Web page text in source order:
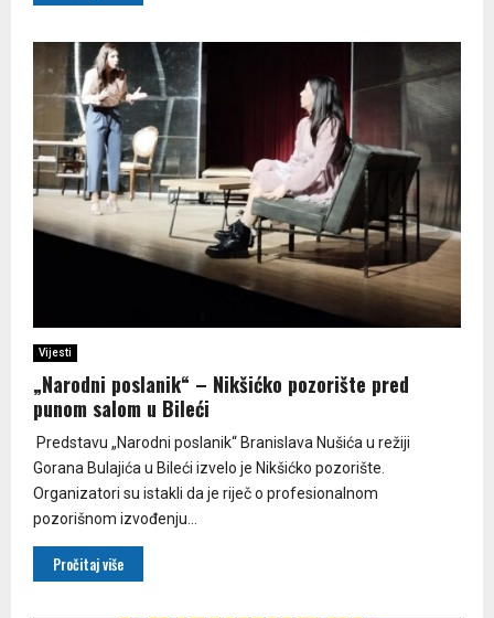
Vijesti
„Narodni poslanik“ – Nikšićko pozorište pred
punom salom u Bileći
Predstavu „Narodni poslanik“ Branislava Nušića u režiji
Gorana Bulajića u Bileći izvelo je Nikšićko pozorište.
Organizatori su istakli da je riječ o profesionalnom
pozorišnom izvođenju...
Pročitaj više